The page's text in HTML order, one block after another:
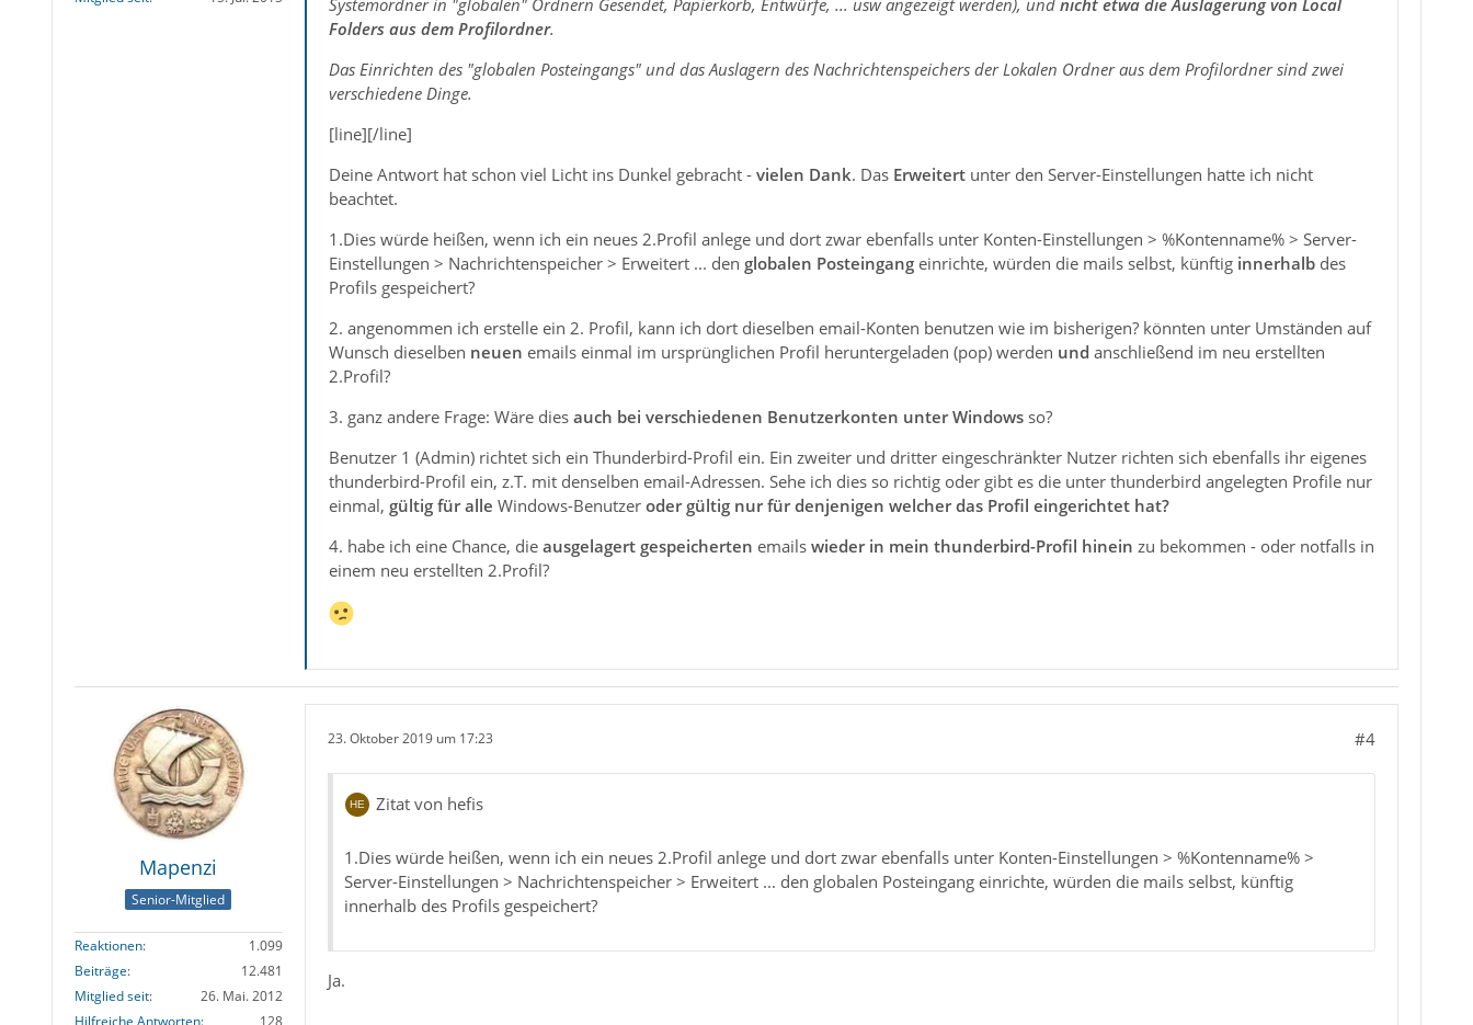
Systemordner in "globalen" Ordnern Gesendet, Papierkorb, Entwürfe, ... usw angezeigt werden), und nicht etwa die Auslagerung von Local
Folders aus dem Profilordner.
Das Einrichten des "globalen Posteingangs" und das Auslagern des Nachrichtenspeichers der Lokalen Ordner aus dem Profilordnersind zwei
verschiedene Dinge.
[line][/line]
Deine Antwort hat schon viel Licht ins Dunkel gebracht - vielen Dank. Das Erweitert unter den Server-Einstellungen hatte ich nicht
beachtet.
1.Dies würde heißen, wenn ich ein neues 2.Profil anlege und dort zwar ebenfalls unter Konten-Einstellungen > %Kontenname% > Server-
Einstellungen > Nachrichtenspeicher > Erweitert ... den globalen Posteingangeinrichte, würden die mails selbst, künftig innerhalb des
Profils gespeichert?
2. angenommen ich erstelle ein 2. Profil, kann ich dort dieselben email-Konten benutzen wie im bisherigen? könnten unter Umständen auf
Wunsch dieselben neuen emails einmal im ursprünglichen Profil heruntergeladen (pop) werden und anschließend im neu erstellten
2.Profil?
3. ganz andere Frage: Wäre dies auch bei verschiedenen Benutzerkonten unter Windowsso?
Benutzer 1 (Admin) richtet sich ein Thunderbird-Profil ein. Ein zweiter und dritter eingeschränkter Nutzer richten sich ebenfalls ihr eigenes
thunderbird-Profil ein, z.T. mit denselben email-Adressen. Sehe ich dies so richtig oder gibt es die unter thunderbird angelegten Profile nur
einmal, gültig für alle Windows-Benutzer oder gültig nur für denjenigen welcher das Profil eingerichtet hat?
4. habe ich eine Chance, die ausgelagert gespeicherten emails wieder in mein thunderbird-Profil hinein zu bekommen - oder notfalls in
einem neu erstellten 2.Profil?
Mapenzi
Senior-Mitglied
Reaktionen
1.099
Beiträge
12.481
Mitglied seit
26. Mai. 2012
23. Oktober 2019 um 17:23 #4
Zitat von hefis
1.Dies würde heißen, wenn ich ein neues 2.Profil anlege und dort zwar ebenfalls unter Konten-Einstellungen > %Kontenname% >
Server-Einstellungen > Nachrichtenspeicher > Erweitert ... den globalen Posteingang einrichte, würden die mails selbst, künftig
innerhalb des Profils gespeichert?
Ja.